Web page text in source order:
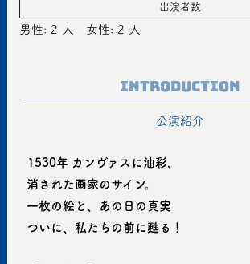
出演者数
男性: 2 人 女性: 2 人
Introduction
公演紹介
1530年 カンヴァスに油彩、
消された画家のサイン。
一枚の絵と、あの日の真実
ついに、私たちの前に甦る！